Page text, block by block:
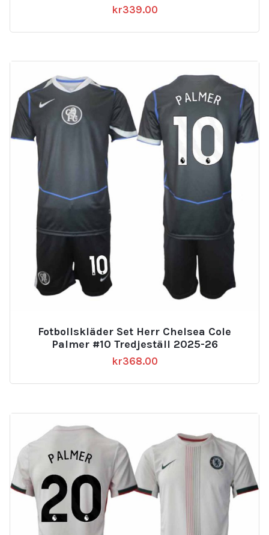
kr339.00
Fotbollskläder Set Herr Chelsea Cole
Palmer #10 Tredjeställ 2025-26
kr368.00